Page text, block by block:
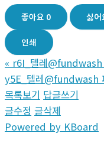
좋아요 0 싫어
인쇄
« r6I_텔레@fundwash
y5E_텔레@fundwash
목록보기 답글쓰기
글수정 글삭제
Powered by KBoard